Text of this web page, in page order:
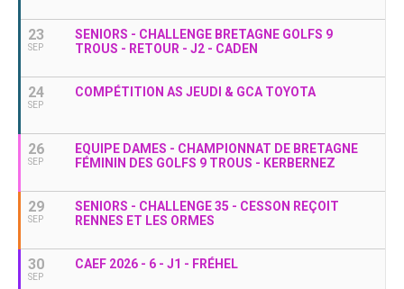
23
SEP
SENIORS - CHALLENGE BRETAGNE GOLFS 9
TROUS - RETOUR - J2 - CADEN
24
SEP
COMPÉTITION AS JEUDI & GCA TOYOTA
26
SEP
EQUIPE DAMES - CHAMPIONNAT DE BRETAGNE
FÉMININ DES GOLFS 9 TROUS - KERBERNEZ
29
SEP
SENIORS - CHALLENGE 35 - CESSON REÇOIT
RENNES ET LES ORMES
30
SEP
CAEF 2026 - 6 - J1 - FRÉHEL